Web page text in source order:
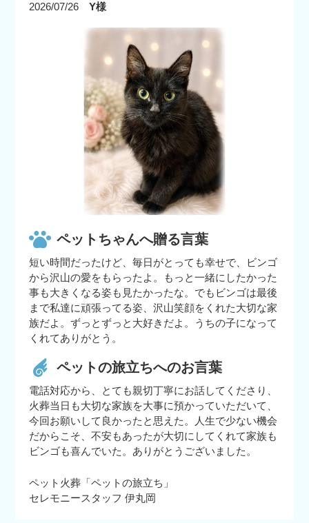
2026/07/26 Y様
ペットちゃんへ贈る言葉
短い時間だったけど、毎日がとっても幸せで、ビンゴ
から沢山の愛をもらったよ。もっと一緒にしたかった
事も大きくなる姿も見たかったな。でもビンゴは最後
まで私達に頑張ってる姿、沢山笑顔をくれた大切な家
族だよ。ずっとずっと大好きだよ。うちの子になって
くれてありがとう。
ペットの旅立ちへのお言葉
電話対応から、とても親切丁寧にお話してくださり、
火葬当日も大切な家族を大事に預かっていただいて、
今回お願いして良かったと思えた。人生で少ない機会
だからこそ、不安もあったが大切にしてくれて家族も
ビンゴも喜んでいた。ありがとうございました。
ペット火葬「ペットの旅立ち」
セレモニースタッフ 伊丸岡